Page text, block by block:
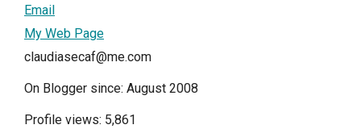
Email
My Web Page
claudiasecaf@me.com
On Blogger since: August 2008
Profile views: 5,861